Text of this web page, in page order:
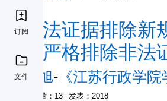
订阅
文件
非法证据排除
《严格排除非法
韩旭- 《江苏行政学院
被引量：13 发表：2018